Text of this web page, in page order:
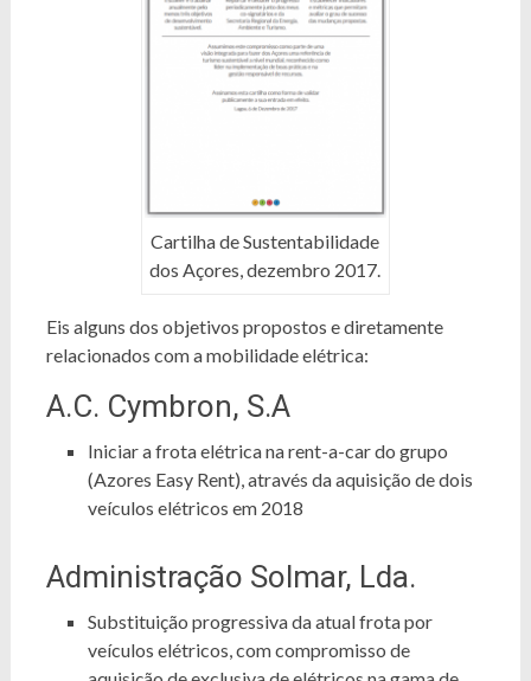
Cartilha de Sustentabilidade
dos Açores, dezembro 2017.
Eis alguns dos objetivos propostos e diretamente
relacionados com a mobilidade elétrica:
A.C. Cymbron, S.A
Iniciar a frota elétrica na rent-a-car do grupo
(Azores Easy Rent), através da aquisição de dois
veículos elétricos em 2018
Administração Solmar, Lda.
Substituição progressiva da atual frota por
veículos elétricos, com compromisso de